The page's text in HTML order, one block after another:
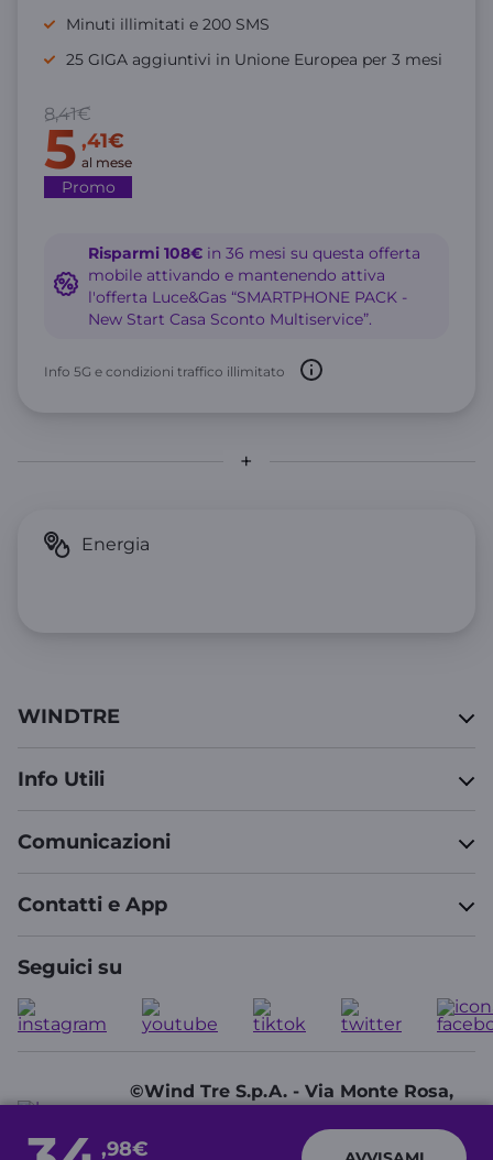
Minuti illimitati e 200 SMS
25 GIGA aggiuntivi in Unione Europea per 3 mesi
8,41€
5 ,41€
al mese
Promo
Risparmi 108€ in 36 mesi su questa offerta
mobile attivando e mantenendo attiva
l'offerta Luce&Gas “SMARTPHONE PACK -
New Start Casa Sconto Multiservice”.
Info 5G e condizioni traffico illimitato
,98€
WINDTRE
Info Utili
Comunicazioni
Contatti e App
Seguici su
©Wind Tre S.p.A. - Via Monte Rosa,
13378520152